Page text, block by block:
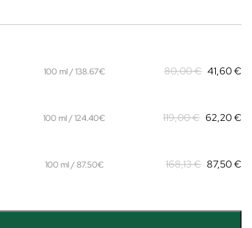
100 ml / 138.67€ 80,00 € 41,60 €
100 ml / 124.40€ 119,00 € 62,20 €
100 ml / 87.50€ 168,13 € 87,50 €